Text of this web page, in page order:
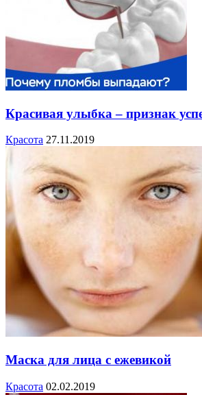
Красивая улыбка – признак
Красота 27.11.2019
Маска для лица с ежевикой
Красота 02.02.2019